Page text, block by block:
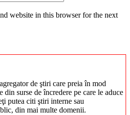
website in this browser for the next
de ştiri care preia în mod
surse de încredere pe care le aduce
putea citi ştiri interne sau
din mai multe domenii.